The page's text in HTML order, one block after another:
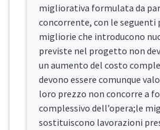
migliorativa formulata da
concorrente, con le seguenti
migliorie che introducono
previste nel progetto non
un aumento del costo
devono essere comunque
loro prezzo non concorre a
complessivo dell’opera;le
sostituiscono lavorazioni